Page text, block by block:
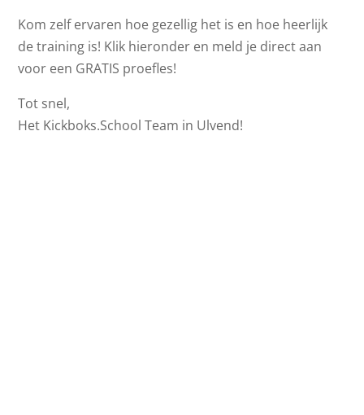
Kom zelf ervaren hoe gezellig het is en hoe heerlijk
de training is! Klik hieronder en meld je direct aan
voor een GRATIS proefles!
Tot snel,
Het Kickboks.School Team in Ulvend!